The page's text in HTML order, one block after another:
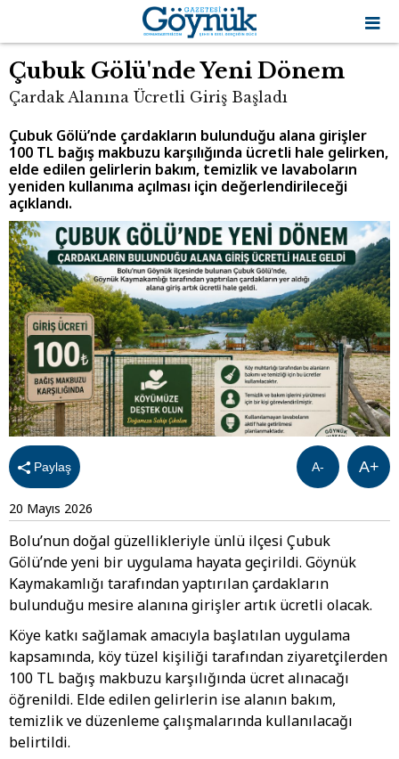
Çubuk Gölü'nde Yeni Dönem
Çardak Alanına Ücretli Giriş Başladı
Çubuk Gölü’nde çardakların bulunduğu alana girişler
100 TL bağış makbuzu karşılığında ücretli hale gelirken,
elde edilen gelirlerin bakım, temizlik ve lavaboların
yeniden kullanıma açılması için değerlendirileceği
açıklandı.
Paylaş A+
A-
20 Mayıs 2026
Bolu’nun doğal güzellikleriyle ünlü ilçesi Çubuk
Gölü’nde yeni bir uygulama hayata geçirildi. Göynük
Kaymakamlığı tarafından yaptırılan çardakların
bulunduğu mesire alanına girişler artık ücretli olacak.
Köye katkı sağlamak amacıyla başlatılan uygulama
kapsamında, köy tüzel kişiliği tarafından ziyaretçilerden
100 TL bağış makbuzu karşılığında ücret alınacağı
öğrenildi. Elde edilen gelirlerin ise alanın bakım,
temizlik ve düzenleme çalışmalarında kullanılacağı
belirtildi.